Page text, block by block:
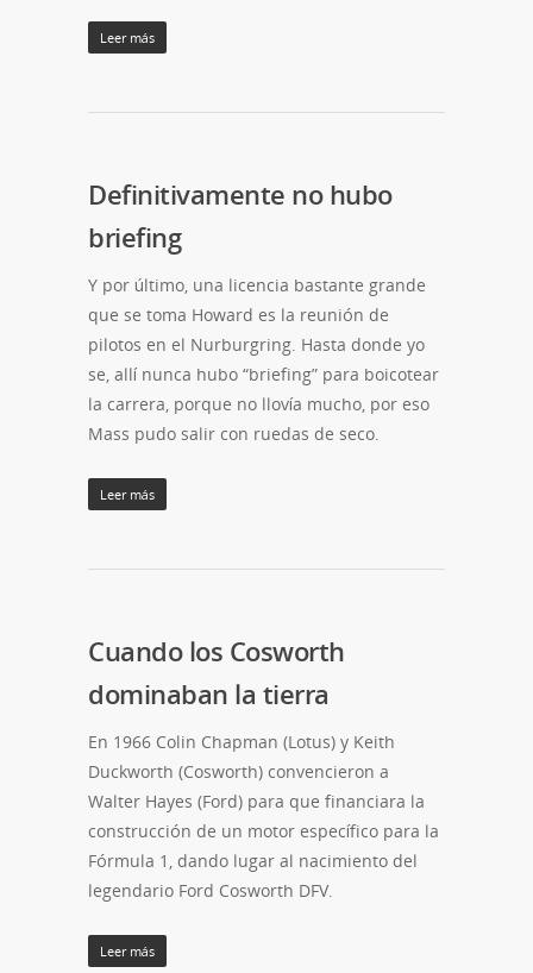
Leer más
Definitivamente no hubo
briefing
Y por último, una licencia bastante grande
que se toma Howard es la reunión de
pilotos en el Nurburgring. Hasta donde yo
se, allí nunca hubo “briefing” para boicotear
la carrera, porque no llovía mucho, por eso
Mass pudo salir con ruedas de seco.
Leer más
Cuando los Cosworth
dominaban la tierra
En 1966 Colin Chapman (Lotus) y Keith
Duckworth (Cosworth) convencieron a
Walter Hayes (Ford) para que financiara la
construcción de un motor específico para la
Fórmula 1, dando lugar al nacimiento del
legendario Ford Cosworth DFV.
Leer más